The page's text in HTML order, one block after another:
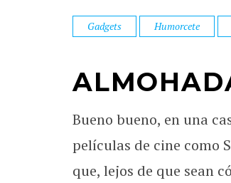
Gadgets Humorcete
Bueno bueno, en una
películas de cine como
que, lejos de que sean